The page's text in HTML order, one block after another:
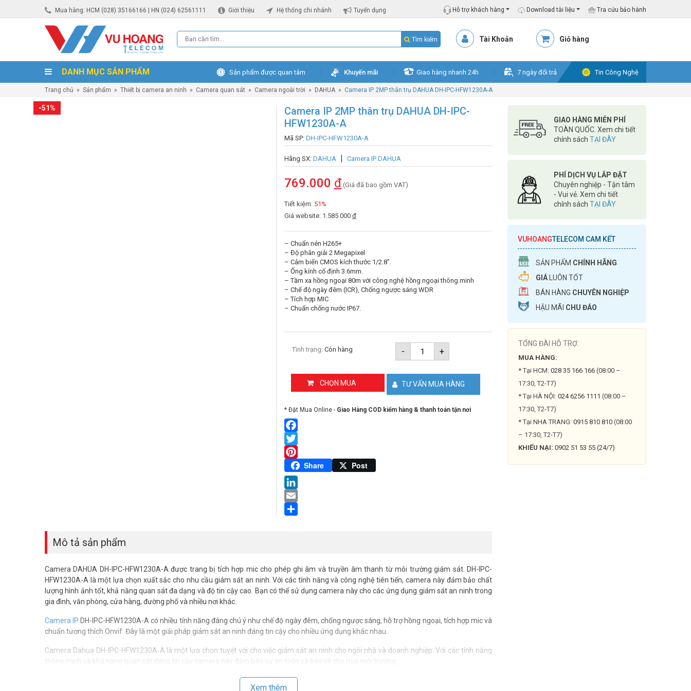
Mua hàng: HCM (028) 35166166 | HN (024) 62561111 Giới thiệu Hệ thống chi nhánh Tuyển dụng Hỗ trợ khách hàng Download tài liệu Tra cứu bảo hành
Tìm kiếm Tài Khoản Giỏ hàng
DANH MỤC SẢN PHẨM Sản phẩm được quan tâm Khuyến mãi Giao hàng nhanh 24h 7 ngày đổi trả Tin Công Nghệ
Trang chủ » Sản phẩm » Thiết bị camera an ninh » Camera quan sát » Camera ngoài trời » DAHUA » Camera IP 2MP thân trụ DAHUA DH-IPC-HFW1230A-A
-51%
Camera IP 2MP thân trụ DAHUA DH-IPC-
HFW1230A-A
Mã SP: DH-IPC-HFW1230A-A
Hãng SX: DAHUA Camera IP DAHUA
769.000 đ (Giá đã bao gồm VAT)
Tiết kiệm: 51%
Giá website: 1.585.000 đ
– Chuẩn nén H265+
– Độ phân giải 2 Megapixel
– Cảm biến CMOS kích thước 1/2.8”.
– Ống kính cố định 3.6mm.
– Tầm xa hồng ngoại 80m với công nghệ hồng ngoại thông minh
– Chế độ ngày đêm (ICR), Chống ngược sáng WDR
– Tích hợp MIC
– Chuẩn chống nước IP67.
-
Camera
IP
2MP
trụ
DAHUA
DH-
HFW1230A-
+
Tình trạng: Còn hàng
CHỌN MUA TƯ VẤN MUA HÀNG
* Đặt Mua Online - Giao Hàng COD kiểm hàng & thanh toán tận nơi
Facebook
Twitter
Pinterest
Share Post
LinkedIn
Email
Mô tả sản phẩm
Camera DAHUA DH-IPC-HFW1230A-A được trang bị tích hợp mic cho phép ghi âm và truyền âm thanh từ môi trường giám sát. DH-IPC-
HFW1230A-A là một lựa chọn xuất sắc cho nhu cầu giám sát an ninh. Với các tính năng và công nghệ tiên tiến, camera này đảm bảo chất
lượng hình ảnh tốt, khả năng quan sát đa dạng và độ tin cậy cao. Bạn có thể sử dụng camera này cho các ứng dụng giám sát an ninh trong
gia đình, văn phòng, cửa hàng, đường phố và nhiều nơi khác.
Camera IP DH-IPC-HFW1230A-A có nhiều tính năng đáng chú ý như chế độ ngày đêm, chống ngược sáng, hỗ trợ hồng ngoại, tích hợp mic và
chuẩn tương thích Onvif. Đây là một giải pháp giám sát an ninh đáng tin cậy cho nhiều ứng dụng khác nhau.
Camera Dahua DH-IPC-HFW1230A-A là một lựa chọn tuyệt vời cho việc giám sát an ninh cho ngôi nhà và doanh nghiệp. Với các tính năng
thông minh và khả năng quan sát đáng tin cậy camera này đảm bảo sự an toàn và bảo vệ cho mọi môi trường.
Thông tin sản phẩm camera IP 2MP thân trụ DAHUA DH-IPC-HFW1230A-A
Xem thêm
GIAO HÀNG MIỄN PHÍ
TOÀN QUỐC. Xem chi tiết
chính sách TẠI ĐÂY
PHÍ DỊCH VỤ LẮP ĐẶT
Chuyên nghiệp - Tận tâm
- Vui vẻ. Xem chi tiết
chính sách TẠI ĐÂY
VUHOANGTELECOM CAM KẾT
SẢN PHẨM CHÍNH HÃNG
GIÁ LUÔN TỐT
BÁN HÀNG CHUYÊN NGHIỆP
HẬU MÃI CHU ĐÁO
TỔNG ĐÀI HỖ TRỢ:
MUA HÀNG:
* Tại HCM: 028 35 166 166 (08:00 –
17:30, T2-T7)
* Tại HÀ NỘI: 024 6256 1111 (08:00 –
17:30, T2-T7)
* Tại NHA TRANG: 0915 810 810 (08:00
– 17:30, T2-T7)
KHIẾU NẠI: 0902 51 53 55 (24/7)